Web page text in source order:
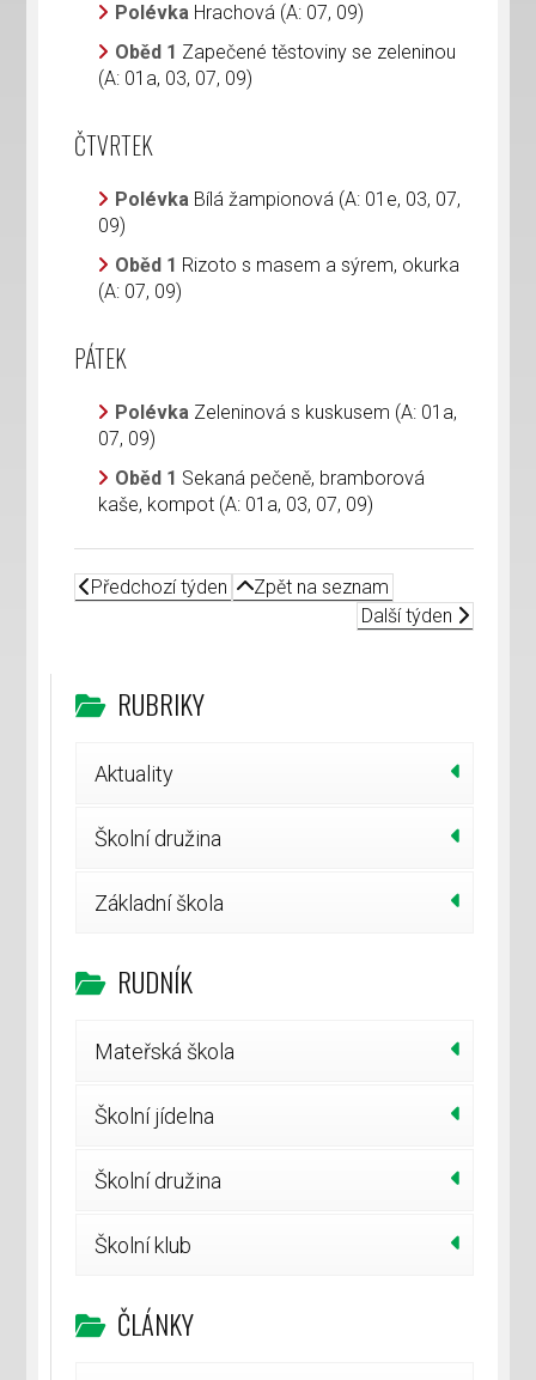
Polévka Hrachová (A: 07, 09)
Oběd 1 Zapečené těstoviny se zeleninou
(A: 01a, 03, 07, 09)
ČTVRTEK
Polévka Bílá žampionová (A: 01e, 03, 07,
09)
Oběd 1 Rizoto s masem a sýrem, okurka
(A: 07, 09)
PÁTEK
Polévka Zeleninová s kuskusem (A: 01a,
07, 09)
Oběd 1 Sekaná pečeně, bramborová
kaše, kompot (A: 01a, 03, 07, 09)
Předchozí týden
Zpět na seznam
Další týden
RUBRIKY
Aktuality
Školní družina
Základní škola
RUDNÍK
Mateřská škola
Školní jídelna
Školní družina
Školní klub
ČLÁNKY